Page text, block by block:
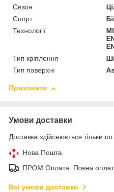
Сезон
Спорт
Технології
Тип кріплення
Тип поверхні
Приховати
Умови доставки
Доставка здійснюється тільки
Нова Пошта
ПРОМ Оплата. Повна
Всі умови доставки